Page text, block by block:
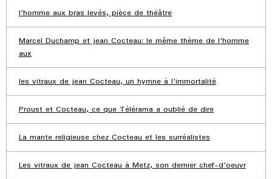
l'homme aux bras levés, pièce de théâtre
Marcel Duchamp et jean Cocteau: le même thème de l'homme
aux
les vitraux de jean Cocteau, un hymne à l'immortalité
Proust et Cocteau, ce que Télérama a oublié de dire
La mante religieuse chez Cocteau et les surréalistes
Les vitraux de jean Cocteau à Metz, son dernier chef-d'oeuvr